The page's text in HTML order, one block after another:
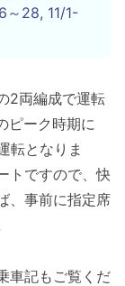
～28, 11/1-
2両編成で運転
ピーク時期に
転となりま
トですので、快
、事前に指定席
車記もご覧くだ